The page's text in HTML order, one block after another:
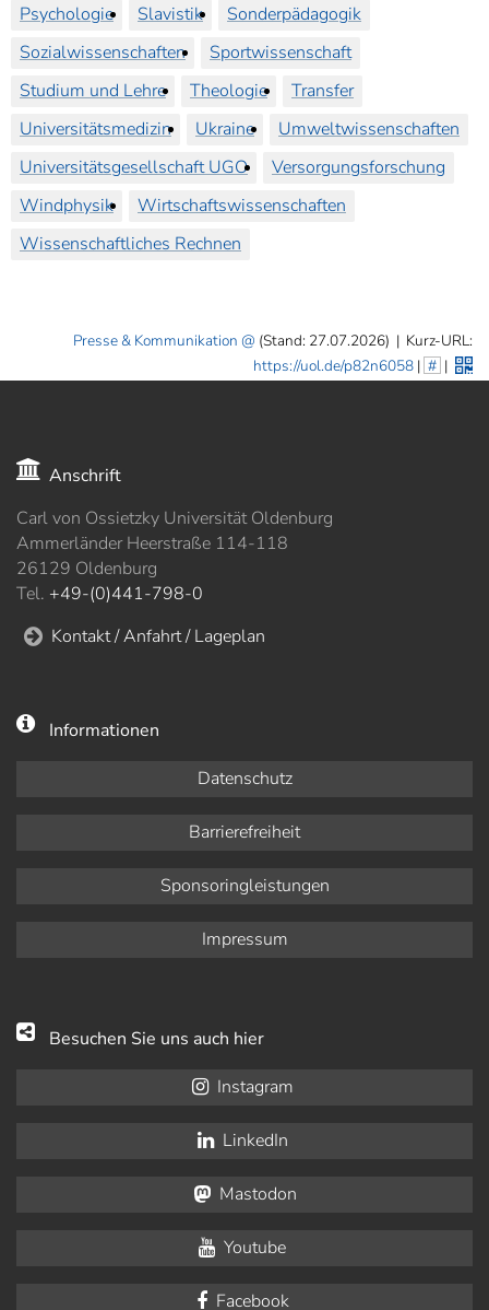
Psychologie
Slavistik
Sonderpädagogik
Sozialwissenschaften
Sportwissenschaft
Studium und Lehre
Theologie
Transfer
Universitätsmedizin
Ukraine
Umweltwissenschaften
Universitätsgesellschaft UGO
Versorgungsforschung
Windphysik
Wirtschaftswissenschaften
Wissenschaftliches Rechnen
Presse & Kommunikation (Stand: 27.07.2026) | Kurz-URL:
https://uol.de/p82n6058| # |
Anschrift
Carl von Ossietzky Universität Oldenburg
Ammerländer Heerstraße 114-118
26129 Oldenburg
Tel. +49-(0)441-798-0
Kontakt / Anfahrt / Lageplan
Informationen
Datenschutz
Barrierefreiheit
Sponsoringleistungen
Impressum
Besuchen Sie uns auch hier
Instagram
LinkedIn
Mastodon
Youtube
Facebook